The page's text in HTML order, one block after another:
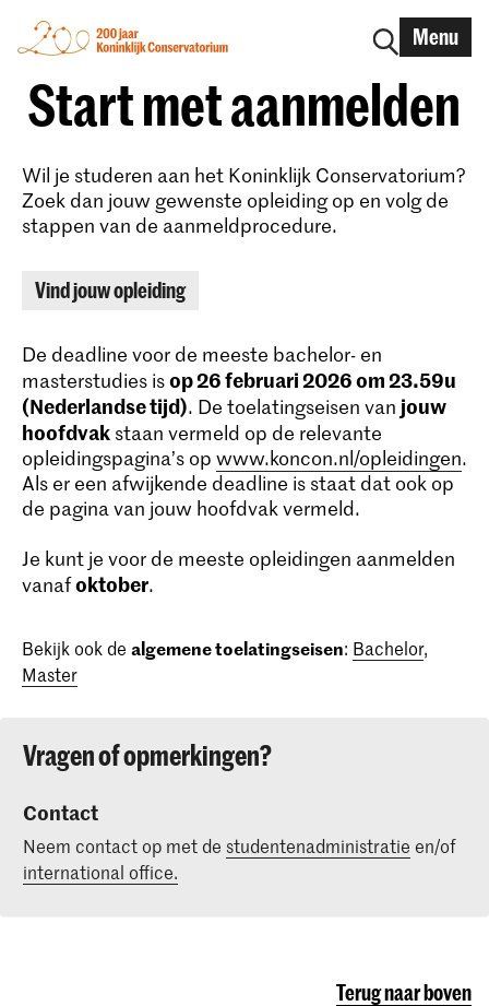
Menu
Start met aanmelden
Wil je studeren aan het Koninklijk Conservatorium?
Zoek dan jouw gewenste opleiding op en volg de
stappen van de aanmeldprocedure.
Vind jouw opleiding
De deadline voor de meeste bachelor- en
masterstudies isop 26 februari 2026 om 23.59u
(Nederlandse tijd). De toelatingseisen van jouw
hoofdvak staan vermeld op de relevante
opleidingspagina’s op www.koncon.nl/opleidingen.
Als er een afwijkende deadline is staat dat ook op
de pagina van jouw hoofdvak vermeld.
Je kunt je voor de meeste opleidingen aanmelden
vanafoktober.
Bekijk ook de algemene toelatingseisen: Bachelor,
Master
Vragen of opmerkingen?
Contact
Neem contact op met de studentenadministratie en/of
international office.
Terug naar boven